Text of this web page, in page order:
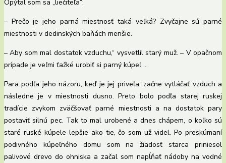
Opýtal som sa „liečiteľa“:
– Prečo je jeho parná miestnosť taká veľká? Zvyčajne sú parné
miestnosti v dedinských baňách menšie.
– Aby som mal dostatok vzduchu,“ vysvetlil starý muž. – V opačnom
prípade je veľmi ťažké urobiť si parný kúpeľ …
Para podľa jeho názoru, keď je jej priveľa, začne vytláčať vzduch a
následne je v miestnosti dusno. Preto bolo podľa starej ruskej
tradície zvykom zväčšovať parné miestnosti a na dostatok pary
postaviť silnú pec. Tak to mal urobené a dnes chápem, o koľko sú
staré ruské kúpele lepšie ako tie, čo som už videl. Po preskúmaní
podivného kúpeľného domu som na žiadosť starca priniesol
palivové drevo do ohniska a začal som napĺňať nádoby na vodné